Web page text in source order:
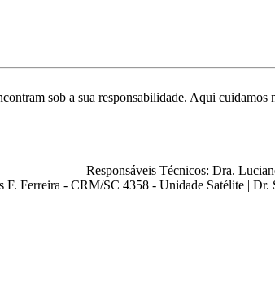
sob a sua responsabilidade. Aqui cuidamos
Responsáveis Técnicos: Dra.
F. Ferreira - CRM/SC 4358 - Unidade Satélite |